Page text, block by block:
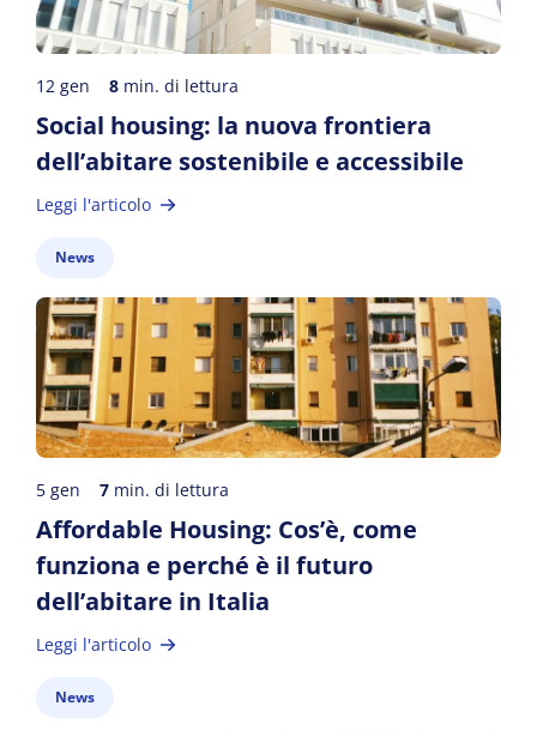
12 gen 8 min. di lettura
Social housing: la nuova frontiera
dell’abitare sostenibile e accessibile
Leggi l'articolo
News
5 gen 7 min. di lettura
Affordable Housing: Cos’è, come
funziona e perché è il futuro
dell’abitare in Italia
Leggi l'articolo
News